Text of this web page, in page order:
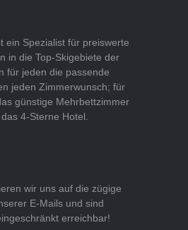
ein Spezialist für preiswerte
in die Top-Skigebiete der
für jeden die passende
jeden Zimmerwunsch; für
günstige Mehrbettzimmer
4-Sterne Hotel.
wir uns auf die zügige
E-Mails und sind
erreichbar!